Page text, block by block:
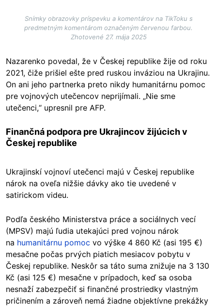
Snímky obrazovky príspevku a komentárov na TikToku s
predmetným komentárom označeným červenou farbou.
Zhotovené 27. mája 2025
Nazarenko povedal, že v Českej republike žije od roku
2021, čiže prišiel ešte pred ruskou inváziou na Ukrajinu.
On ani jeho partnerka preto nikdy humanitárnu pomoc
pre vojnových utečencov neprijímali. „Nie sme
utečenci,“ upresnil pre AFP.
Finančná podpora pre Ukrajincov žijúcich v
Českej republike
Ukrajinskí vojnoví utečenci majú v Českej republike
nárok na oveľa nižšie dávky ako tie uvedené v
satirickom videu.
Podľa českého Ministerstva práce a sociálnych vecí
(MPSV) majú ľudia utekajúci pred vojnou nárok
na humanitárnu pomoc vo výške 4 860 Kč (asi 195 €)
mesačne počas prvých piatich mesiacov pobytu v
Českej republike. Neskôr sa táto suma znižuje na 3 130
Kč (asi 125 €) mesačne v prípadoch, keď sa osoba
nesnaží zabezpečiť si finančné prostriedky vlastným
pričinením a zároveň nemá žiadne objektívne prekážky